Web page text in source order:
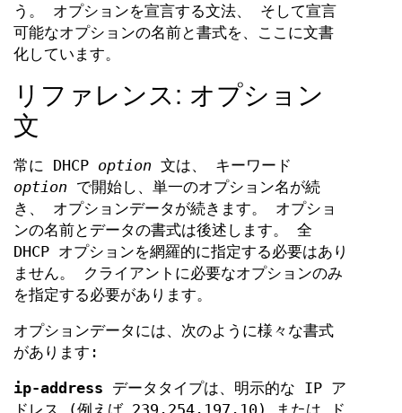
う。 オプションを宣言する文法、 そして宣言
可能なオプションの名前と書式を、ここに文書
化しています。
リファレンス: オプション
文
常に DHCP option 文は、 キーワード
option で開始し、単一のオプション名が続
き、 オプションデータが続きます。 オプショ
ンの名前とデータの書式は後述します。 全
DHCP オプションを網羅的に指定する必要はあり
ません。 クライアントに必要なオプションのみ
を指定する必要があります。
オプションデータには、次のように様々な書式
があります:
ip-address データタイプは、明示的な IP ア